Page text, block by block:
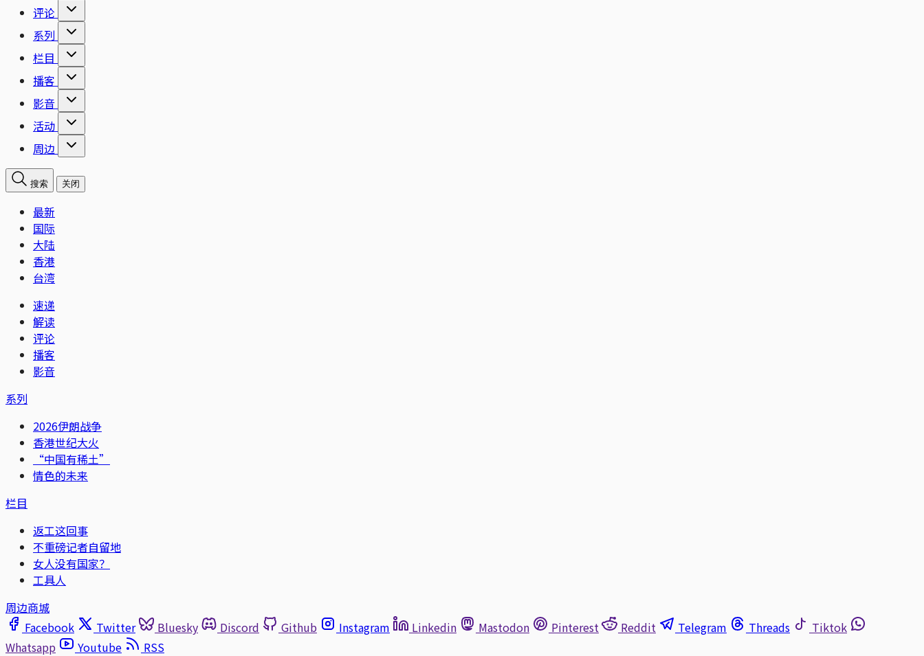
评论
系列
栏目
播客
影音
活动
周边
搜索 关闭
最新
国际
大陆
香港
台湾
速递
解读
评论
播客
影音
系列
2026伊朗战争
香港世纪大火
“中国有稀土”
情色的未来
栏目
返工这回事
不重磅记者自留地
女人没有国家？
工具人
周边商城
Facebook
Twitter Bluesky Discord Github Instagram Linkedin Mastodon Pinterest Reddit Telegram Threads
Tiktok
Whatsapp
Youtube
RSS